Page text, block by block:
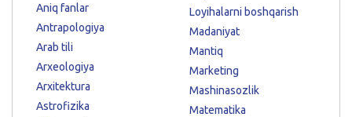
Aniq fanlar
Antrapologiya
Arab tili
Arxeologiya
Arxitektura
Astrofizika
Loyihalarni boshqarish
Madaniyat
Mantiq
Marketing
Mashinasozlik
Matematika